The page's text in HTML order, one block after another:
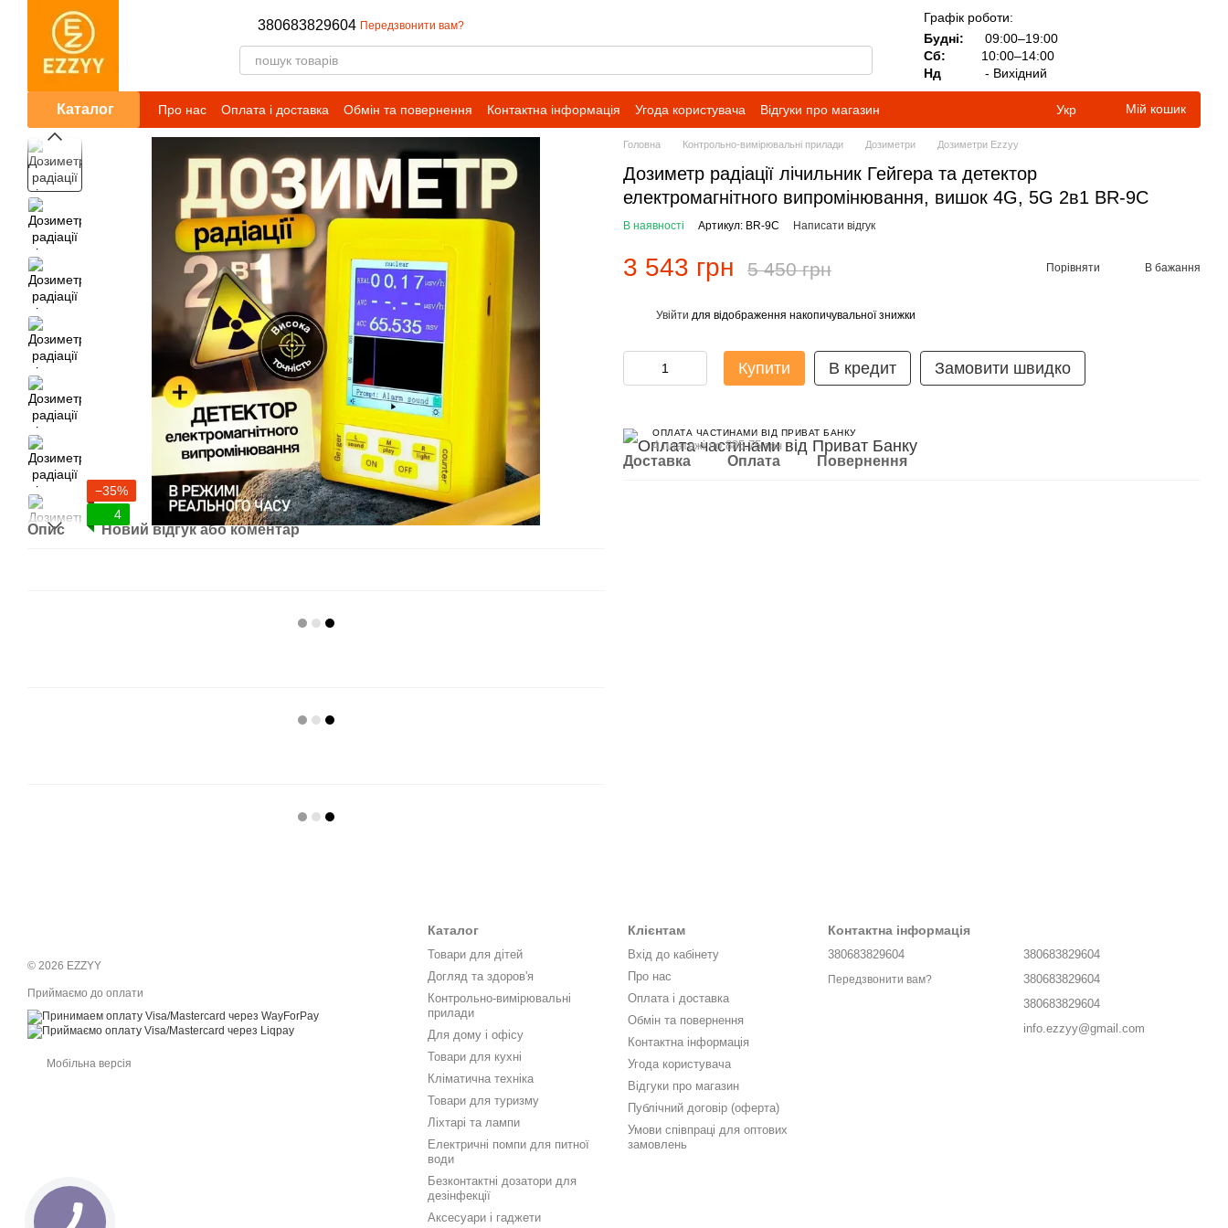
Перейти до основного контенту
380683829604 Передзвонити вам?
Графік роботи:
Будні:
09:00–19:00
Сб:
10:00–14:00
Нд
- Вихідний
Каталог Про нас Оплата і доставка Обмін та повернення Контактна інформація Угода користувача
Відгуки про магазин
Публічний договір (оферта)
Умови співпраці для оптових замовлень
Укр Мій кошик
−35%
4
Опис Новий відгук або коментар
Головна Контрольно-вимірювальні прилади Дозиметри Дозиметри Ezzyy
Дозиметр радіації лічильник Гейгера та детектор
електромагнітного випромінювання, вишок 4G, 5G 2в1 BR-9C
В наявності Артикул: BR-9C Написати відгук
3 543 грн 5 450 грн Порівняти В бажання
Увійти для відображення накопичувальної знижки
Купити В кредит Замовити швидко
ОПЛАТА ЧАСТИНАМИ ВІД ПРИВАТ БАНКУ
4 платежі по 885.75 грн
Доставка Оплата Повернення
© 2026 EZZYY
Приймаємо до оплати
Мобільна версія
Каталог
Товари для дітей
Догляд та здоров'я
Контрольно-вимірювальні
прилади
Для дому і офісу
Товари для кухні
Кліматична техніка
Товари для туризму
Ліхтарі та лампи
Електричні помпи для питної
води
Безконтактні дозатори для
дезінфекції
Аксесуари і гаджети
Клієнтам
Вхід до кабінету
Про нас
Оплата і доставка
Обмін та повернення
Контактна інформація
Угода користувача
Відгуки про магазин
Публічний договір (оферта)
Умови співпраці для оптових
замовлень
Контактна інформація
380683829604
Передзвонити вам?
380683829604
380683829604
380683829604
info.ezzyy@gmail.com